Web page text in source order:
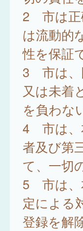
2 市は正
は流動的
性を保証
3 市は、
又は未着
を負わな
4 市は、
者及び第
て、一切
5 市は、
定による
登録を解